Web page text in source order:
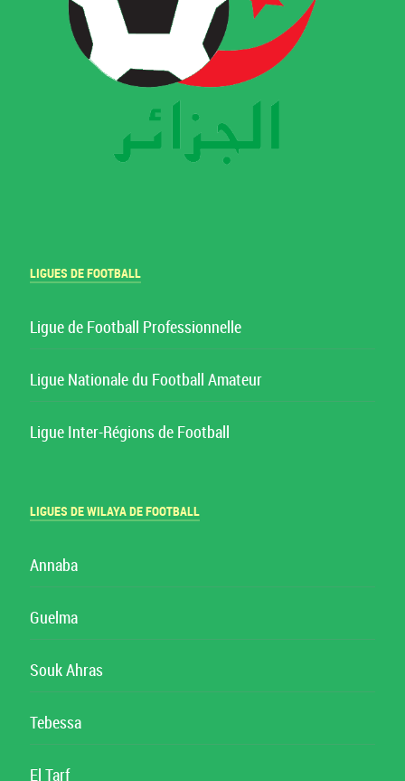
LIGUES DE FOOTBALL
Ligue de Football Professionnelle
Ligue Nationale du Football Amateur
Ligue Inter-Régions de Football
LIGUES DE WILAYA DE FOOTBALL
Annaba
Guelma
Souk Ahras
Tebessa
El Tarf